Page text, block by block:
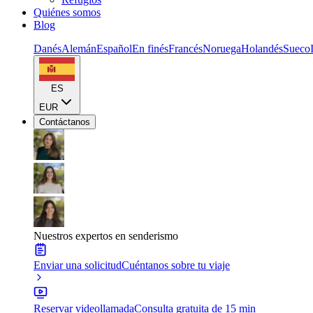
Quiénes somos
Blog
DanésAlemánEspañolEn finésFrancésNoruegaHolandésSueco
ES
EUR
Contáctanos
Nuestros expertos en senderismo
Enviar una solicitudCuéntanos sobre tu viaje
Reservar videollamadaConsulta gratuita de 15 min